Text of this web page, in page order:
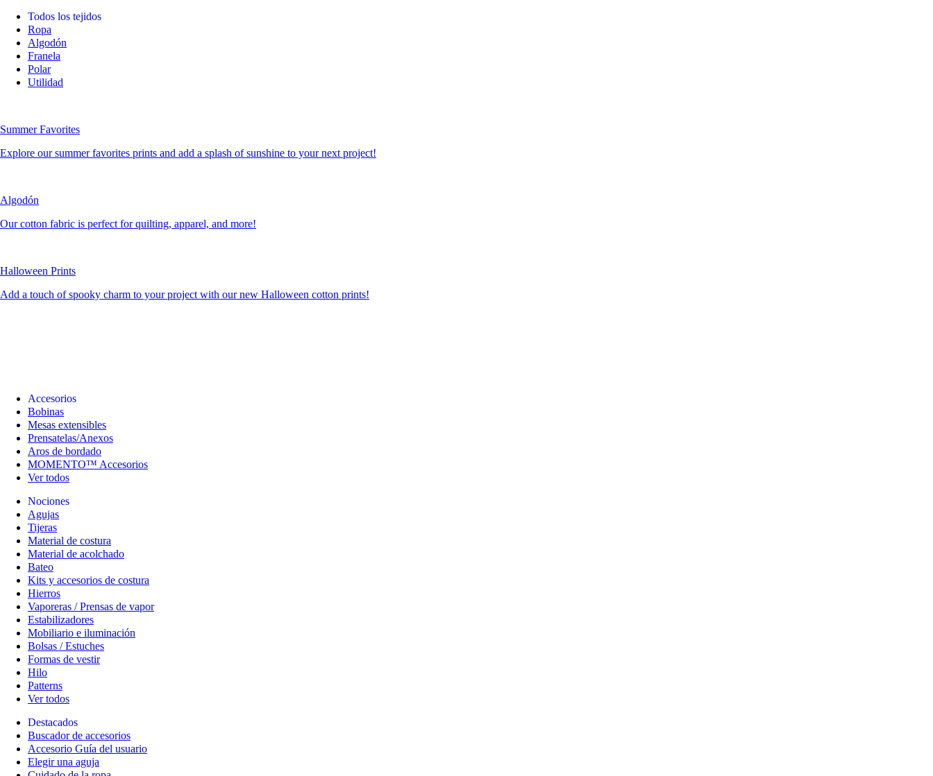
Todos los tejidos
Ropa
Algodón
Franela
Polar
Utilidad
Summer Favorites
Explore our summer favorites prints and add a splash of sunshine to your next project!
Algodón
Our cotton fabric is perfect for quilting, apparel, and more!
Halloween Prints
Add a touch of spooky charm to your project with our new Halloween cotton prints!
Accesorios
Bobinas
Mesas extensibles
Prensatelas/Anexos
Aros de bordado
MOMENTO™ Accesorios
Ver todos
Nociones
Agujas
Tijeras
Material de costura
Material de acolchado
Bateo
Kits y accesorios de costura
Hierros
Vaporeras / Prensas de vapor
Estabilizadores
Mobiliario e iluminación
Bolsas / Estuches
Formas de vestir
Hilo
Patterns
Ver todos
Destacados
Buscador de accesorios
Accesorio Guía del usuario
Elegir una aguja